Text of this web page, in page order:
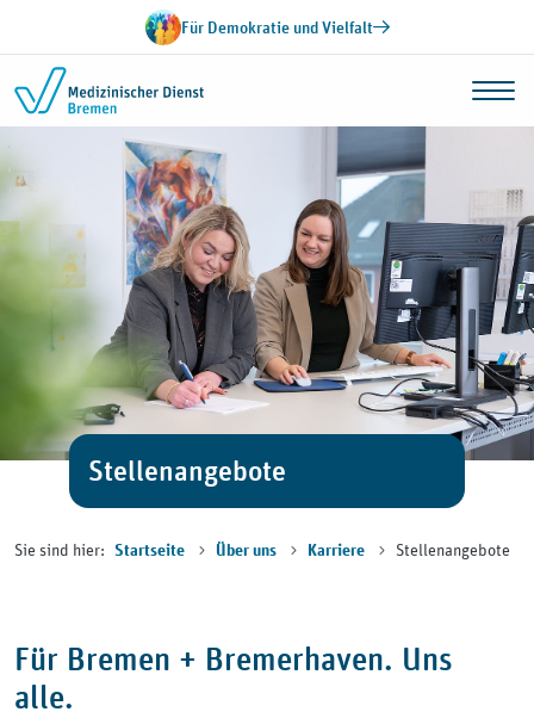
Zum Inhalt springenFür Demokratie und Vielfalt
Stellenangebote
Sie sind hier: Startseite Über uns Karriere Stellenangebote
Für Bremen + Bremerhaven. Uns
alle.